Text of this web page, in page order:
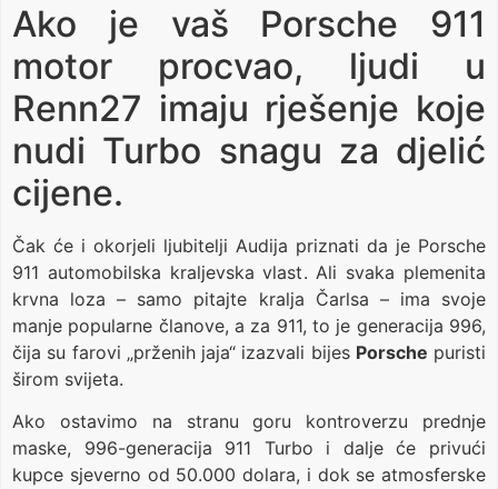
Ako je vaš Porsche 911
motor procvao, ljudi u
Renn27 imaju rješenje koje
nudi Turbo snagu za djelić
cijene.
Čak će i okorjeli ljubitelji Audija priznati da je Porsche
911 automobilska kraljevska vlast. Ali svaka plemenita
krvna loza – samo pitajte kralja Čarlsa – ima svoje
manje popularne članove, a za 911, to je generacija 996,
čija su farovi „prženih jaja“ izazvali bijes Porsche puristi
širom svijeta.
Ako ostavimo na stranu goru kontroverzu prednje
maske, 996-generacija 911 Turbo i dalje će privući
kupce sjeverno od 50.000 dolara, i dok se atmosferske